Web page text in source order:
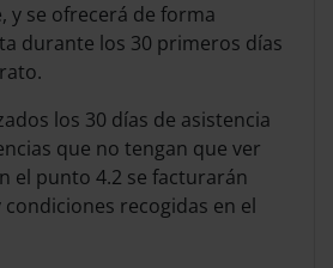
y se ofrecerá de forma
durante los 30 primeros días
los 30 días de asistencia
que no tengan que ver
el punto 4.2 se facturarán
recogidas en el